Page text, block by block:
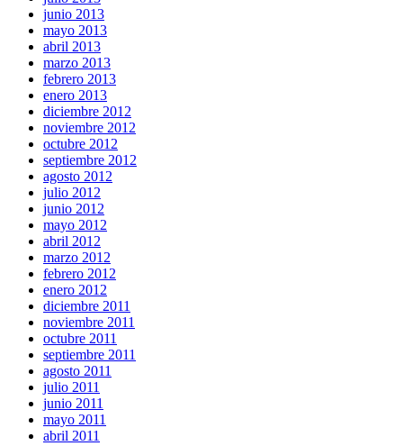
junio 2013
mayo 2013
abril 2013
marzo 2013
febrero 2013
enero 2013
diciembre 2012
noviembre 2012
octubre 2012
septiembre 2012
agosto 2012
julio 2012
junio 2012
mayo 2012
abril 2012
marzo 2012
febrero 2012
enero 2012
diciembre 2011
noviembre 2011
octubre 2011
septiembre 2011
agosto 2011
julio 2011
junio 2011
mayo 2011
abril 2011